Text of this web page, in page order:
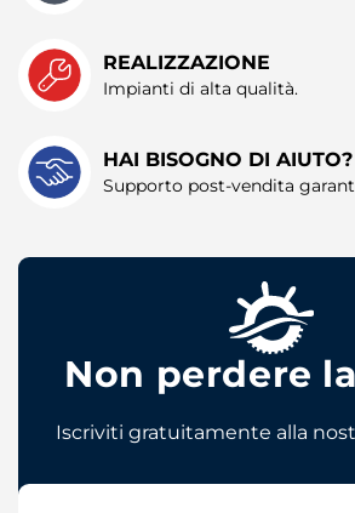
REALIZZAZIONE
Impianti di alta qualità.
HAI BISOGNO DI AIUTO?
Supporto post-vendita
Non perdere
Iscriviti gratuitamente alla